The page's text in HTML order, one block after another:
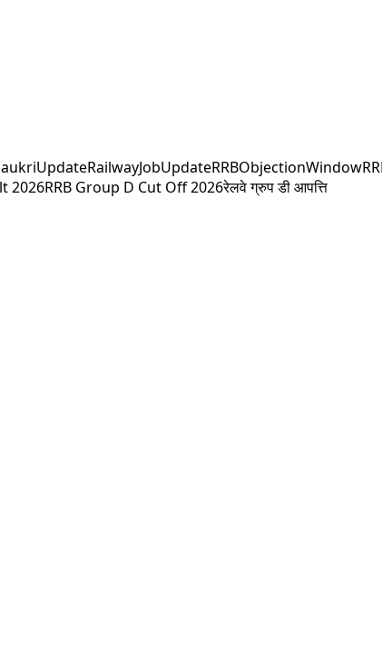
RailwayJobUpdateRRBObjectionWindow
2026RRB Group D Cut Off 2026रेलवे ग्रुप डी आपत्ति